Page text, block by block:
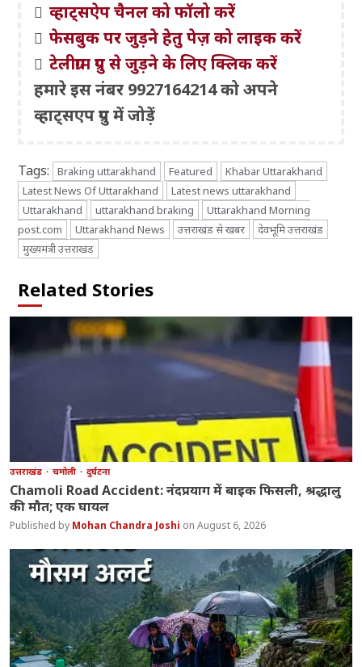
व्हाट्सऐप चैनल को फॉलो करें
फेसबुक पर जुड़ने हेतु पेज़ को लाइक करें
टेलीग्राम ग्रुप से जुड़ने के लिए क्लिक करें
हमारे इस नंबर 9927164214 को अपने
व्हाट्सएप ग्रुप में जोड़ें
Tags: Braking uttarakhand Featured
Khabar Uttarakhand
Latest News Of Uttarakhand
Latest news uttarakhand
Uttarakhand
uttarakhand braking
Uttarakhand Morning
post.com
Uttarakhand News उत्तराखंड से खबर
देवभूमि उत्तराखंड
मुख्यमंत्री उत्तराखंड
Related Stories
उत्तराखंड चमोली दुर्घटना
Chamoli Road Accident: नंदप्रयाग में बाइक फिसली, श्रद्धालु
की मौत; एक घायल
Mohan Chandra Joshi August 6, 2026